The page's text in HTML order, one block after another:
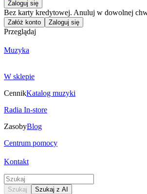
Zaloguj się
Bez karty kredytowej. Anuluj w dowolnej
Załóż konto Zaloguj się
Przeglądaj
Muzyka
W sklepie
CennikKatalog muzyki
Radia In-store
ZasobyBlog
Centrum pomocy
Kontakt
Szukaj Szukaj z AI